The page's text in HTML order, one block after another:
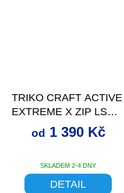
TRIKO CRAFT ACTIVE
EXTREME X ZIP LS
PÁNSKÉ
SKLADEM 2-4 DNY
od 1 390 Kč
DETAIL